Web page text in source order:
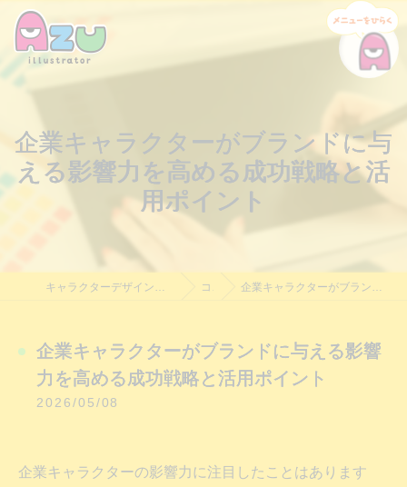
企業キャラクターがブランドに与
える影響力を高める成功戦略と活
用ポイント
コラム 企業キャラクターがブランドに与える影響力を高める成功戦略と活用ポイント
企業キャラクターがブランドに与える影響
力を高める成功戦略と活用ポイント
2026/05/08
企業キャラクターの影響力に注目したことはあります